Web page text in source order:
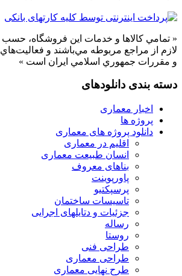
« تمامي كالاها و خدمات اين فروشگاه،
لازم از مراجع مربوطه مي‌باشند و فعاليت‌هاي
و مقررات جمهوري اسلامي ايران است »
دسته بندی دانلودهای
اخبار معماری
پروژه ها
دانلود پروژه های معماری
اقلیم در معماری
انسان طبیعت معماری
بناهای معروف
پاورپوینت
پرسپکتیو
تاسیسات ساختمان
جزئیات و دتایلهای اجرایی
رساله
روستا
طراحی فنی
طراحی معماری
طرح نهایی معماری